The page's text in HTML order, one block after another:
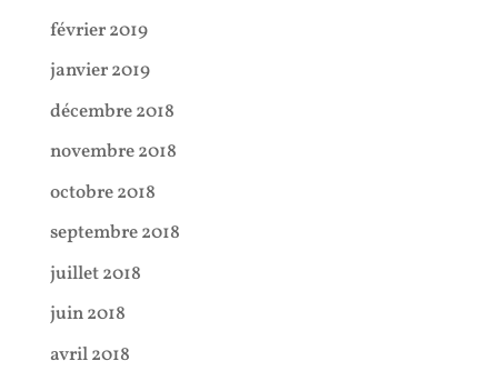
février 2019
janvier 2019
décembre 2018
novembre 2018
octobre 2018
septembre 2018
juillet 2018
juin 2018
avril 2018